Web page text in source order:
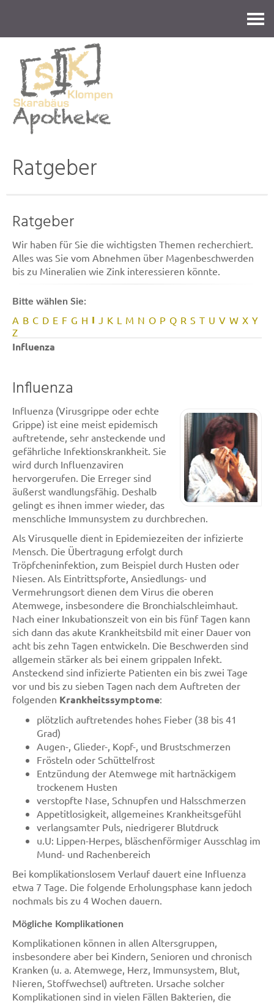
Ratgeber
Ratgeber
Wir haben für Sie die wichtigsten Themen recherchiert.
Alles was Sie vom Abnehmen über Magenbeschwerden
bis zu Mineralien wie Zink interessieren könnte.
Bitte wählen Sie:
A B C D E F G H I J K L M N O P Q R S T U V W X Y
Z
Influenza
Influenza
Influenza (Virusgrippe oder echte
Grippe) ist eine meist epidemisch
auftretende, sehr ansteckende und
gefährliche Infektionskrankheit. Sie
wird durch Influenzaviren
hervorgerufen. Die Erreger sind
äußerst wandlungsfähig. Deshalb
gelingt es ihnen immer wieder, das
menschliche Immunsystem zu durchbrechen.
Als Virusquelle dient in Epidemiezeiten der infizierte
Mensch. Die Übertragung erfolgt durch
Tröpfcheninfektion, zum Beispiel durch Husten oder
Niesen. Als Eintrittspforte, Ansiedlungs- und
Vermehrungsort dienen dem Virus die oberen
Atemwege, insbesondere die Bronchialschleimhaut.
Nach einer Inkubationszeit von ein bis fünf Tagen kann
sich dann das akute Krankheitsbild mit einer Dauer von
acht bis zehn Tagen entwickeln. Die Beschwerden sind
allgemein stärker als bei einem grippalen Infekt.
Ansteckend sind infizierte Patienten ein bis zwei Tage
vor und bis zu sieben Tagen nach dem Auftreten der
folgenden Krankheitssymptome:
plötzlich auftretendes hohes Fieber (38 bis 41
Grad)
Augen-, Glieder-, Kopf-, und Brustschmerzen
Frösteln oder Schüttelfrost
Entzündung der Atemwege mit hartnäckigem
trockenem Husten
verstopfte Nase, Schnupfen und Halsschmerzen
Appetitlosigkeit, allgemeines Krankheitsgefühl
verlangsamter Puls, niedrigerer Blutdruck
u.U: Lippen-Herpes, bläschenförmiger Ausschlag im
Mund- und Rachenbereich
Bei komplikationslosem Verlauf dauert eine Influenza
etwa 7 Tage. Die folgende Erholungsphase kann jedoch
nochmals bis zu 4 Wochen dauern.
Mögliche Komplikationen
Komplikationen können in allen Altersgruppen,
insbesondere aber bei Kindern, Senioren und chronisch
Kranken (u. a. Atemwege, Herz, Immunsystem, Blut,
Nieren, Stoffwechsel) auftreten. Ursache solcher
Komplikationen sind in vielen Fällen Bakterien, die